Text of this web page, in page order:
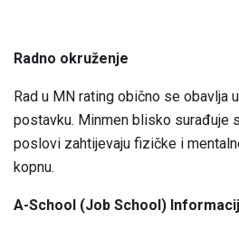
Radno okruženje
Rad u MN rating obično se obavlja
postavku. Minmen blisko surađuje
poslovi zahtijevaju fizičke i
kopnu.
A-School (Job School)